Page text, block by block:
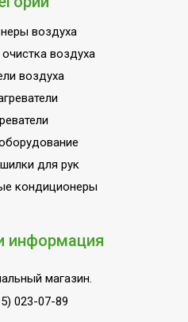
воздуха
воздуха
воздуха
для рук
кондиционеры
информация
магазин.
023-07-89